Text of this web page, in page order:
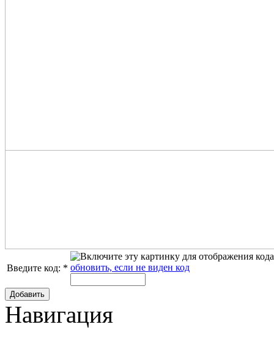
Введите код: * обновить, если не виден код
Добавить
Навигация